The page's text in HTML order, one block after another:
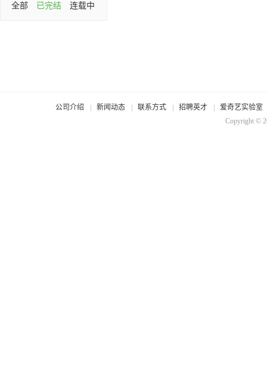
全部
已完结 连载中
公司介绍 新闻动态 联系方式 招聘英才
爱奇艺实验室
Copyright ©